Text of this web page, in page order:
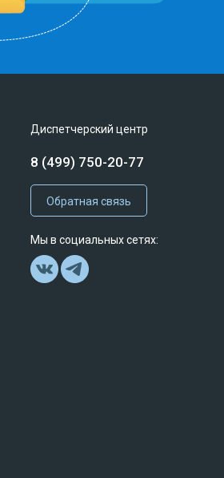
Диспетчерский центр
8 (499) 750-20-77
Обратная связь
Мы в социальных сетях: